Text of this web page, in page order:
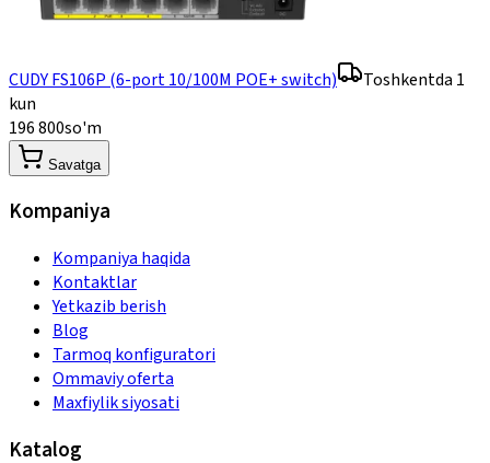
CUDY FS106P (6-port 10/100M POE+ switch)
Toshkentda 1
kun
196 800so'm
Savatga
Kompaniya
Kompaniya haqida
Kontaktlar
Yetkazib berish
Blog
Tarmoq konfiguratori
Ommaviy oferta
Maxfiylik siyosati
Katalog